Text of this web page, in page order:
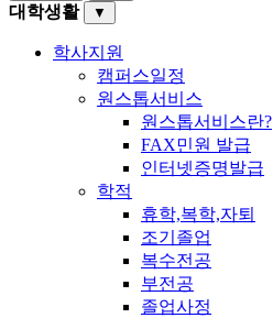
대학생활 ▼
학사지원
캠퍼스일정
원스톱서비스
원스톱서비스란?
FAX민원 발급
인터넷증명발급
학적
휴학,복학,자퇴
조기졸업
복수전공
부전공
졸업사정